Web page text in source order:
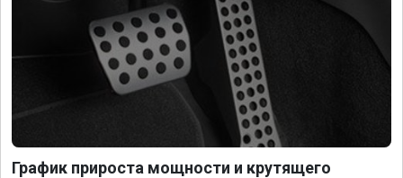
График прироста мощности и крутящего